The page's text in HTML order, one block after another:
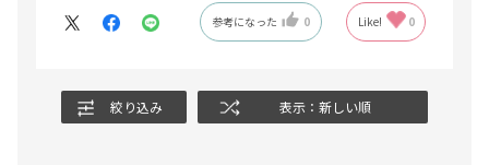
参考になった 0 Like! 0
絞り込み 表示：新しい順